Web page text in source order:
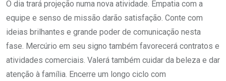
O dia trará projeção numa nova atividade. Empatia com a
equipe e senso de missão darão satisfação. Conte com
ideias brilhantes e grande poder de comunicação nesta
fase. Mercúrio em seu signo também favorecerá contratos e
atividades comerciais. Valerá também cuidar da beleza e dar
atenção à família. Encerre um longo ciclo com